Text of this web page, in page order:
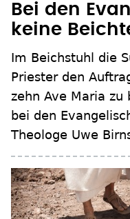
Bei den
keine
Im Beichstuhl die
Priester den
zehn Ave Maria
bei den
Theologe Uwe